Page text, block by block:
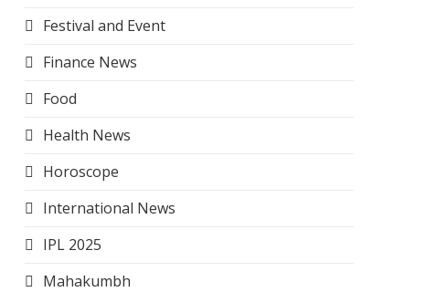
Festival and Event
Finance News
Food
Health News
Horoscope
International News
IPL 2025
Mahakumbh